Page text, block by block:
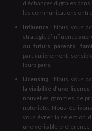
d’échanges digitales
les communications
Influence : Nous vous
stratégie d’influence
ou futurs parents,
particulièrement
leurs pairs.
Licensing: Nous vous
la visibilité d’une licence
nouvelles gammes de
notoriété. Nous
vous éviter la sélection
une véritable